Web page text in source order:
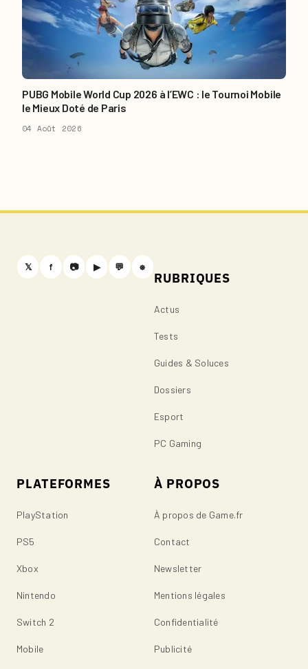
PUBG Mobile World Cup 2026 à l’EWC : le Tournoi Mobile
le Mieux Doté de Paris
04 Août 2026
𝕏 f 📷 ▶ 💬 ⎈
RUBRIQUES
Actus
Tests
Guides & Soluces
Dossiers
Esport
PC Gaming
PLATEFORMES
PlayStation
PS5
Xbox
Nintendo
Switch 2
Mobile
À PROPOS
À propos de Game.fr
Contact
Newsletter
Mentions légales
Confidentialité
Publicité